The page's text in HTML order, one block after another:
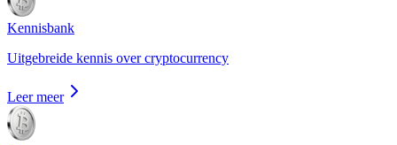
Kennisbank
Uitgebreide kennis over cryptocurrency
Leer meer